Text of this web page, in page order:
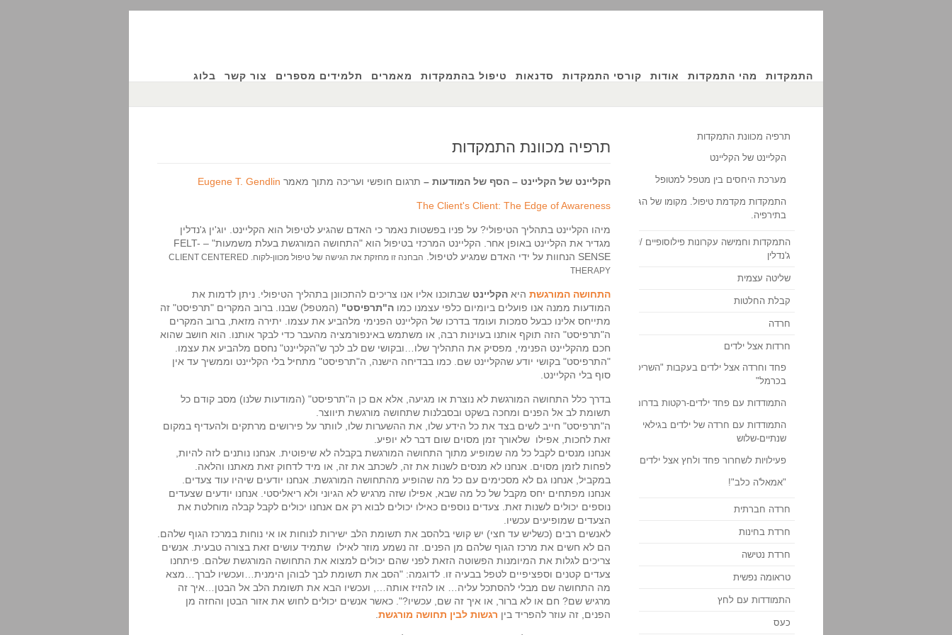
התמקדות מהי התמקדות אודות קורסי התמקדות סדנאות טיפול בהתמקדות מאמרים תלמידים מספרים צור קשר בלוג
תרפיה מכוונת התמקדות
הקליינט של הקליינט – הסף של המודעות – תרגום חופשי ועריכה מתוך מאמר Eugene T. Gendlin
The Client's Client: The Edge of Awareness
מיהו הקליינט בתהליך הטיפולי? על פניו בפשטות נאמר כי האדם שהגיע לטיפול הוא הקליינט. יוג'ין ג'נדלין
מגדיר את הקליינט באופן אחר. הקליינט המרכזי בטיפול הוא "התחושה המורגשת בעלת משמעות" – FELT-
SENSE הנחוות על ידי האדם שמגיע לטיפול.
הבחנה זו מחזקת את הגישה של טיפול מכוון-לקוח. CLIENT CENTERED
THERAPY
התחושה המורגשת היא הקליינט שבתוכנו אליו אנו צריכים להתכוונן בתהליך הטיפולי. ניתן לדמות את
המודעות ממנה אנו פועלים ביומיום כלפי עצמנו כמו ה"תרפיסט" (המטפל) שבנו. ברוב המקרים "תרפיסט" זה
מתייחס אלינו כבעל סמכות ועומד בדרכו של הקליינט הפנימי מלהביע את עצמו. יתירה מזאת, ברוב המקרים
ה"תרפיסט" הזה תוקף אותנו בעוינות רבה, או משתמש באינפורמציה מהעבר כדי לבקר אותנו. הוא חושב שהוא
חכם מהקליינט הפנימי, מפסיק את התהליך שלו…ובקושי שם לב לכך ש"הקליינט" נחסם מלהביע את עצמו.
"התרפיסט" בקושי יודע שהקליינט שם. כמו בבדיחה הישנה, ה"תרפיסט" מתחיל בלי הקליינט וממשיך עד אין
סוף בלי הקליינט.
בדרך כלל התחושה המורגשת לא נוצרת או מגיעה, אלא אם כן ה"תרפיסט" (המודעות שלנו) מסב קודם כל
תשומת לב אל הפנים ומחכה בשקט ובסבלנות שתחושה מורגשת תיווצר.
ה"תרפיסט" חייב לשים בצד את כל הידע שלו, את ההשערות שלו, לוותר על פירושים מרתקים ולהעדיף במקום
זאת לחכות, אפילו שלאורך זמן מסוים שום דבר לא יופיע.
אנחנו מנסים לקבל כל מה שמופיע מתוך התחושה המורגשת בקבלה לא שיפוטית. אנחנו נותנים לזה להיות,
לפחות לזמן מסוים. אנחנו לא מנסים לשנות את זה, לשכתב את זה, או מיד לדחוק זאת מאתנו והלאה.
במקביל, אנחנו גם לא מסכימים עם כל מה שהופיע מהתחושה המורגשת. אנחנו יודעים שיהיו עוד צעדים.
אנחנו מפתחים יחס מקבל של כל מה שבא, אפילו שזה מרגיש לא הגיוני ולא ריאליסטי. אנחנו יודעים שצעדים
נוספים יכולים לשנות זאת. צעדים נוספים כאילו יכולים לבוא רק אם אנחנו יכולים לקבל קבלה מוחלטת את
הצעדים שמופיעים עכשיו.
לאנשים רבים (כשליש עד חצי) יש קושי בלהסב את תשומת הלב ישירות לנוחות או אי נוחות במרכז הגוף שלהם.
הם לא חשים את מרכז הגוף שלהם מן הפנים. זה נשמע מוזר לאילו שתמיד עושים זאת בצורה טבעית. אנשים
צריכים לגלות את המיומנות הפשוטה הזאת לפני שהם יכולים למצוא את התחושה המורגשת שלהם. פיתחנו
צעדים קטנים וספציפיים לטפל בבעיה זו. לדוגמה: "הסב את תשומת לבך לבוהן הימנית…ועכשיו לברך…מצא
מה התחושה שם מבלי להסתכל עליה… או להזיז אותה…, ועכשיו הבא את תשומת הלב אל הבטן…איך זה
מרגיש שם? חם או לא ברור, או איך זה שם, עכשיו?". כאשר אנשים יכולים לחוש את אזור הבטן והחזה מן
הפנים, זה עוזר להפריד בין רגשות לבין תחושה מורגשת
תרפיה מכוונת התמקדות
הקליינט של הקליינט
מערכת היחסים בין מטפל למטופל
התמקדות מקדמת טיפול. מקומו של הגוף
בתירפיה.
התמקדות וחמישה עקרונות פילוסופיים /יוג'ין
ג'נדלין
שליטה עצמית
קבלת החלטות
חרדה
חרדות אצל ילדים
פחד וחרדה אצל ילדים בעקבות "השריפה
בכרמל"
התמודדות עם פחד ילדים-רקטות בדרום
התמודדות עם חרדה של ילדים בגילאי
שנתיים-שלוש
פעילויות לשחרור פחד ולחץ אצל ילדים
"אמאל'ה כלב"!
חרדה חברתית
חרדת בחינות
חרדת נטישה
טראומה נפשית
התמודדות עם לחץ
כעס